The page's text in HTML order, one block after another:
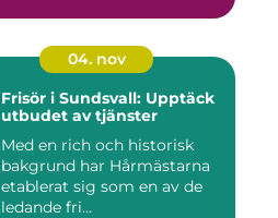
04. nov
Frisör i Sundsvall: Upptäck
utbudet av tjänster
Med en rich och historisk
bakgrund har Hårmästarna
etablerat sig som en av de
ledande fri...